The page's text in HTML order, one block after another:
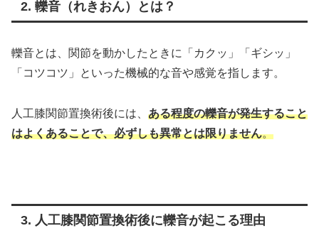
2. 轢音（れきおん）とは？
轢音とは、関節を動かしたときに「カクッ」「ギシッ」
「コツコツ」といった機械的な音や感覚を指します。
人工膝関節置換術後には、 ある程度の轢音が発生すること
はよくあることで、必ずしも異常とは限りません。
3. 人工膝関節置換術後に轢音が起こる理由